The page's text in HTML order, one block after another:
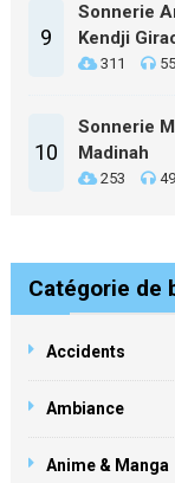
9
Sonnerie
Kendji
311
10
Sonnerie
Madinah
253
Catégorie de
Accidents
Ambiance
Anime & Manga